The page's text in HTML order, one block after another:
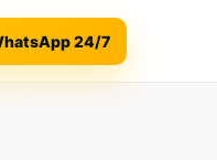
24/7